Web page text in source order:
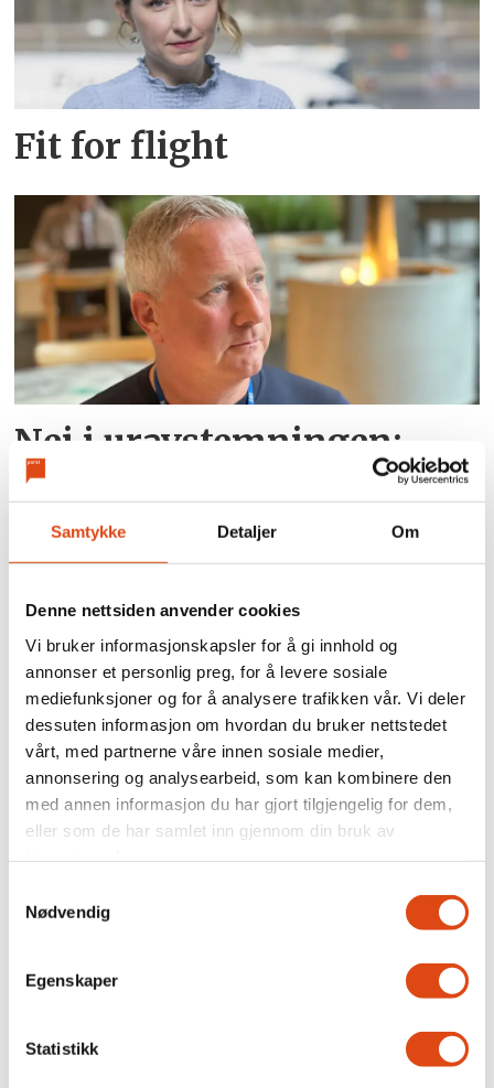
Samtykke Detaljer Om
Denne nettsiden anvender cookies
Vi bruker informasjonskapsler for å gi innhold og
annonser et personlig preg, for å levere sosiale
mediefunksjoner og for å analysere trafikken vår. Vi deler
dessuten informasjon om hvordan du bruker nettstedet
vårt, med partnerne våre innen sosiale medier,
annonsering og analysearbeid, som kan kombinere den
med annen informasjon du har gjort tilgjengelig for dem,
eller som de har samlet inn gjennom din bruk av
Nødvendig
Egenskaper
Statistikk
Fit for flight
Nei i uravstemningen:
Kabinansatte i SAS krever
nye samtaler
Arbeidsgivere kan få fire
års lønnstilskudd for unge